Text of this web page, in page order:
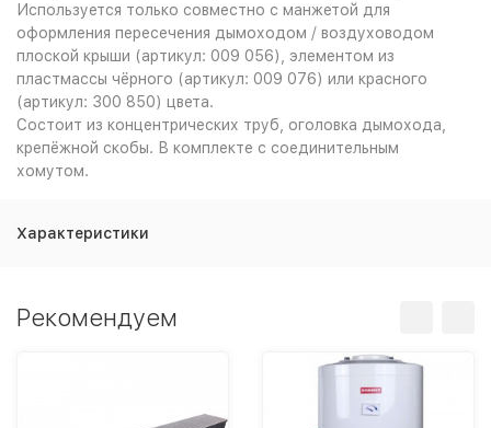
Используется только совместно с манжетой для
оформления пересечения дымоходом / воздуховодом
плоской крыши (артикул: 009 056), элементом из
пластмассы чёрного (артикул: 009 076) или красного
(артикул: 300 850) цвета.
Состоит из концентрических труб, оголовка дымохода,
крепёжной скобы. В комплекте с соединительным
хомутом.
Характеристики
Рекомендуем